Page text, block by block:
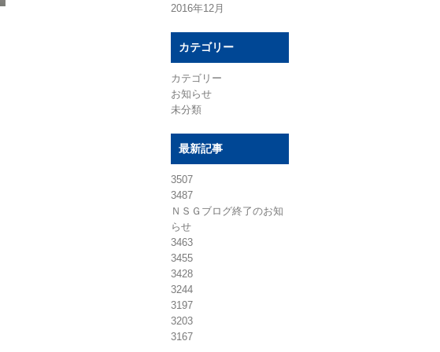
2016年12月
カテゴリー
カテゴリー
お知らせ
未分類
最新記事
3507
3487
ＮＳＧブログ終了のお知
らせ
3463
3455
3428
3244
3197
3203
3167